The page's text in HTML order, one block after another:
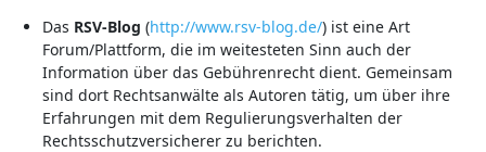
Das RSV-Blog (http://www.rsv-blog.de/) ist eine Art
Forum/Plattform, die im weitesteten Sinn auch der
Information über das Gebührenrecht dient. Gemeinsam
sind dort Rechtsanwälte als Autoren tätig, um über ihre
Erfahrungen mit dem Regulierungsverhalten der
Rechtsschutzversicherer zu berichten.